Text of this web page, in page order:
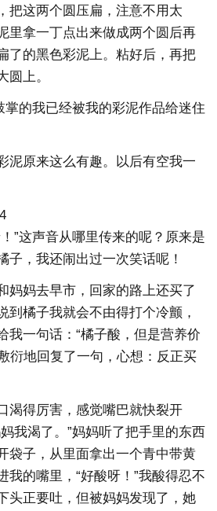
把这两个圆压扁，注意不用太
里拿一丁点出来做成两个圆后再
了的黑色彩泥上。粘好后，再把
圆上。
掌的我已经被我的彩泥作品给迷住
泥原来这么有趣。以后有空我一
”这声音从哪里传来的呢？原来是
子，我还闹出过一次笑话呢！
妈妈去早市，回家的路上还买了
到橘子我就会不由得打个冷颤，
我一句话：“橘子酸，但是营养价
衍地回复了一句，心想：反正买
渴得厉害，感觉嘴巴就快裂开
我渴了。”妈妈听了把手里的东西
袋子，从里面拿出一个青中带黄
我的嘴里，“好酸呀！”我酸得忍不
头正要吐，但被妈妈发现了，她